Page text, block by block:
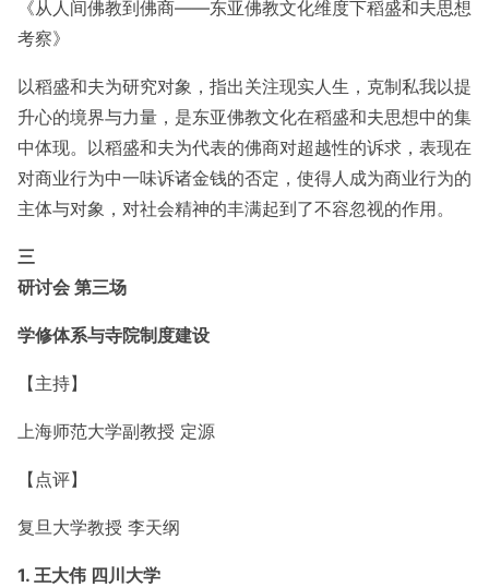
《从人间佛教到佛商——东亚佛教文化维度下稻盛和夫思想
考察》
以稻盛和夫为研究对象，指出关注现实人生，克制私我以提
升心的境界与力量，是东亚佛教文化在稻盛和夫思想中的集
中体现。以稻盛和夫为代表的佛商对超越性的诉求，表现在
对商业行为中一味诉诸金钱的否定，使得人成为商业行为的
主体与对象，对社会精神的丰满起到了不容忽视的作用。
三
研讨会 第三场
学修体系与寺院制度建设
【主持】
上海师范大学副教授 定源
【点评】
复旦大学教授 李天纲
1. 王大伟 四川大学